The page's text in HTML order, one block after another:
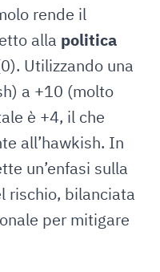
rende il
alla politica
Utilizzando una
a +10 (molto
è +4, il che
all’hawkish. In
un’enfasi sulla
rischio, bilanciata
per mitigare